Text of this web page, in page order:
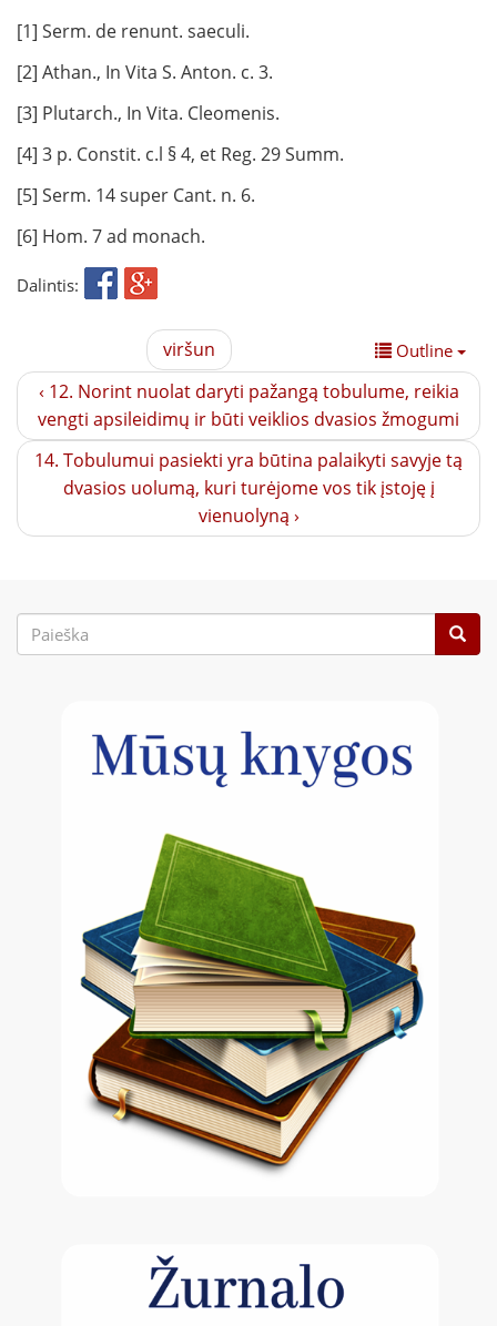
[1] Serm. de renunt. saeculi.
[2] Athan., In Vita S. Anton. c. 3.
[3] Plutarch., In Vita. Cleomenis.
[4] 3 p. Constit. c.l § 4, et Reg. 29 Summ.
[5] Serm. 14 super Cant. n. 6.
[6] Hom. 7 ad monach.
Dalintis:
Outline
‹ 12. Norint nuolat daryti pažangą tobulume, reikia
vengti apsileidimų ir būti veiklios dvasios žmogumi
viršun
14. Tobulumui pasiekti yra būtina palaikyti savyje tą
dvasios uolumą, kuri turėjome vos tik įstoję į
vienuolyną ›
Paieškos